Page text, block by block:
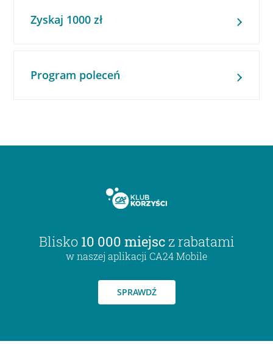
Zyskaj 1000 zł
Program poleceń
Blisko 10 000 miejsc z rabatami
w naszej aplikacji CA24 Mobile
SPRAWDŹ